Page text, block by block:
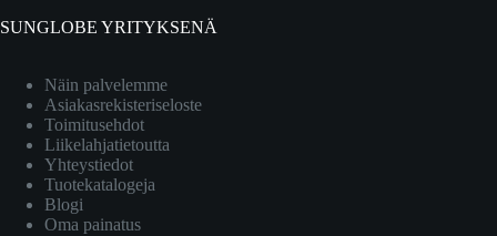
SUNGLOBE YRITYKSENÄ
Näin palvelemme
Asiakasrekisteriseloste
Toimitusehdot
Liikelahjatietoutta
Yhteystiedot
Tuotekatalogeja
Blogi
Oma painatus